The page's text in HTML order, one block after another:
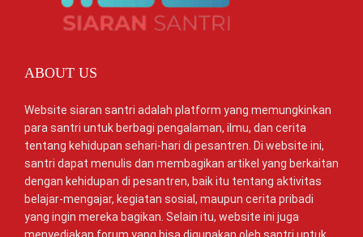
ABOUT US
Website siaran santri adalah platform yang memungkinkan
para santri untuk berbagi pengalaman, ilmu, dan cerita
tentang kehidupan sehari-hari di pesantren. Di website ini,
santri dapat menulis dan membagikan artikel yang berkaitan
dengan kehidupan di pesantren, baik itu tentang aktivitas
belajar-mengajar, kegiatan sosial, maupun cerita pribadi
yang ingin mereka bagikan. Selain itu, website ini juga
menyediakan forum yang bisa digunakan oleh santri untuk